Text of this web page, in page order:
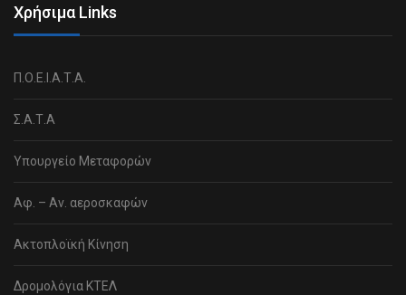
Χρήσιμα Links
Π.Ο.Ε.Ι.Α.Τ.Α.
Σ.Α.Τ.Α
Υπουργείο Μεταφορών
Αφ. – Αν. αεροσκαφών
Ακτοπλοϊκή Κίνηση
Δρομολόγια ΚΤΕΛ